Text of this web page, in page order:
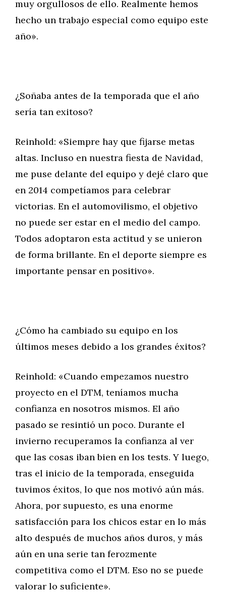
muy orgullosos de ello. Realmente hemos
hecho un trabajo especial como equipo este
año».
¿Soñaba antes de la temporada que el año
sería tan exitoso?
Reinhold: «Siempre hay que fijarse metas
altas. Incluso en nuestra fiesta de Navidad,
me puse delante del equipo y dejé claro que
en 2014 competíamos para celebrar
victorias. En el automovilismo, el objetivo
no puede ser estar en el medio del campo.
Todos adoptaron esta actitud y se unieron
de forma brillante. En el deporte siempre es
importante pensar en positivo».
¿Cómo ha cambiado su equipo en los
últimos meses debido a los grandes éxitos?
Reinhold: «Cuando empezamos nuestro
proyecto en el DTM, teníamos mucha
confianza en nosotros mismos. El año
pasado se resintió un poco. Durante el
invierno recuperamos la confianza al ver
que las cosas iban bien en los tests. Y luego,
tras el inicio de la temporada, enseguida
tuvimos éxitos, lo que nos motivó aún más.
Ahora, por supuesto, es una enorme
satisfacción para los chicos estar en lo más
alto después de muchos años duros, y más
aún en una serie tan ferozmente
competitiva como el DTM. Eso no se puede
valorar lo suficiente».